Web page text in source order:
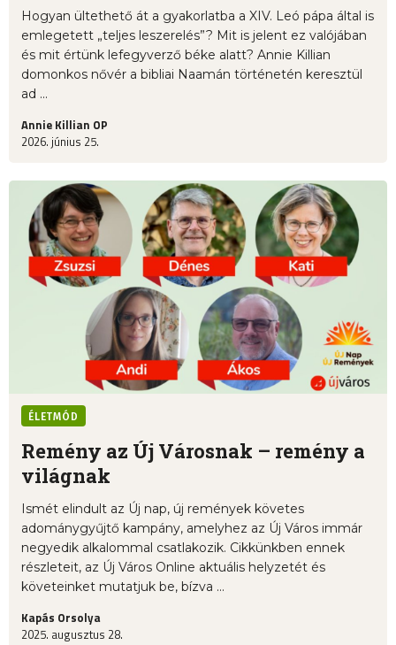
Hogyan ültethető át a gyakorlatba a XIV. Leó pápa által is
emlegetett „teljes leszerelés”? Mit is jelent ez valójában
és mit értünk lefegyverző béke alatt? Annie Killian
domonkos nővér a bibliai Naamán történetén keresztül
ad ...
Annie Killian OP
2026. június 25.
ÉLETMÓD
Remény az Új Városnak – remény a
világnak
Ismét elindult az Új nap, új remények követes
adománygyűjtő kampány, amelyhez az Új Város immár
negyedik alkalommal csatlakozik. Cikkünkben ennek
részleteit, az Új Város Online aktuális helyzetét és
követeinket mutatjuk be, bízva ...
Kapás Orsolya
2025. augusztus 28.